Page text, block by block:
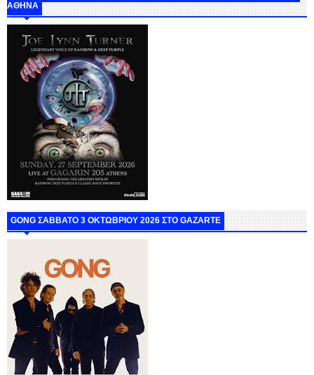
ΑΘΗΝΑ
GONG ΣΑΒΒΑΤΟ 3 ΟΚΤΩΒΡΙΟΥ 2026 ΣΤΟ GAZARTE